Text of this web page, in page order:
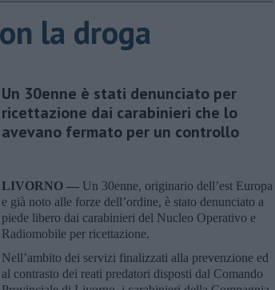
la droga
Un 30enne è stati denunciato per
ricettazione dai carabinieri che lo
avevano fermato per un controllo
LIVORNO — Un 30enne, originario dell’est Europa
e già noto alle forze dell’ordine, è stato denunciato a
piede libero dai carabinieri del Nucleo Operativo e
Radiomobile per ricettazione.
Nell’ambito dei servizi finalizzati alla prevenzione ed
al contrasto dei reati predatori disposti dal Comando